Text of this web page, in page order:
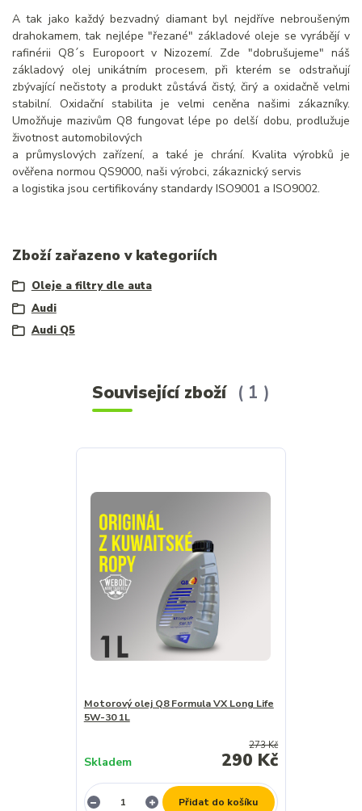
A tak jako každý bezvadný diamant byl nejdříve nebroušeným
drahokamem, tak nejlépe "řezané" základové oleje se vyrábějí v
rafinérii Q8´s Europoort v Nizozemí. Zde "dobrušujeme" náš
základový olej unikátním procesem, při kterém se odstraňují
zbývající nečistoty a produkt zůstává čistý, čirý a oxidačně velmi
stabilní. Oxidační stabilita je velmi ceněna našimi zákazníky.
Umožňuje mazivům Q8 fungovat lépe po delší dobu, prodlužuje
životnost automobilových
a průmyslových zařízení, a také je chrání. Kvalita výrobků je
ověřena normou QS9000, naši výrobci, zákaznický servis
a logistika jsou certifikovány standardy ISO9001 a ISO9002.
Zboží zařazeno v kategoriích
Oleje a filtry dle auta
Audi
Audi Q5
Související zboží 1
Motorový olej Q8 Formula VX Long Life
5W-30 1L
273 Kč
290 Kč
Skladem
Přidat do košíku